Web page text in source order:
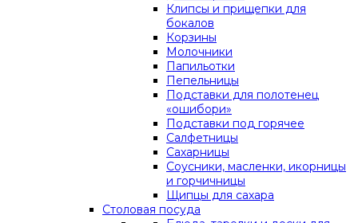
Клипсы и прищепки для
бокалов
Корзины
Молочники
Папильотки
Пепельницы
Подставки для полотенец
«ошибори»
Подставки под горячее
Салфетницы
Сахарницы
Соусники, масленки, икорницы
и горчичницы
Щипцы для сахара
Столовая посуда